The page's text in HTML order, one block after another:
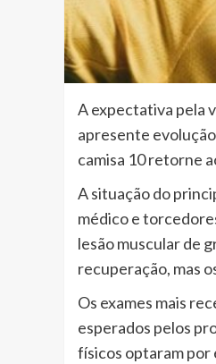
A expectativa pela
apresente
camisa 10 retorne
A situação do
médico e
lesão muscular de
recuperação, mas
Os exames mais
esperados pelos
físicos optaram por